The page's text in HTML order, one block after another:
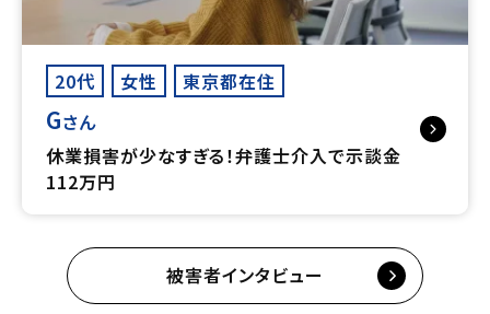
20代 女性 東京都在住
Gさん
休業損害が少なすぎる！弁護士介入で示談金
112万円
被害者インタビュー